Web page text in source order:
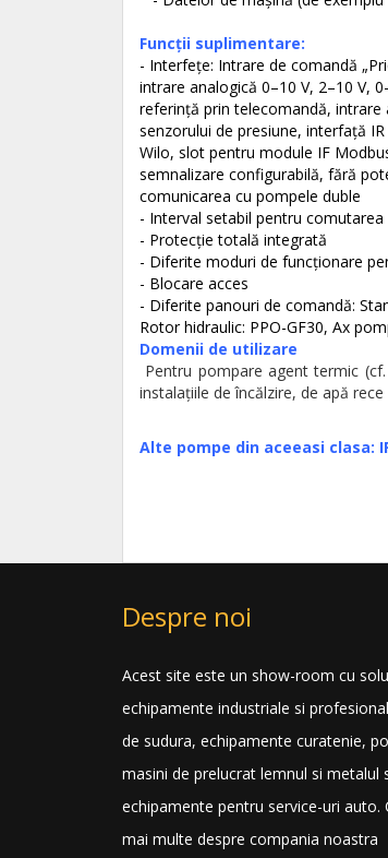
Funcţii suplimentare:
- Interfeţe: Intrare de comandă
intrare analogică 0–10 V, 2–10 V,
referinţă prin telecomandă, intrare
senzorului de presiune, interfaţă
Wilo, slot pentru module IF
semnalizare configurabilă, fără
comunicarea cu pompele duble
- Interval setabil pentru
- Protecţie totală integrată
- Diferite moduri de funcţionare
- Blocare acces
- Diferite panouri de comandă:
Rotor hidraulic: PPO-GF30, Ax
Domenii de utilizare
Pentru pompare agent termic
instalaţiile de încălzire, de apă
Alte pompe din aceeasi clasa:
Despre noi
Acest site este un show-room cu
echipamente industriale si
de sudura, echipamente curatenie,
masini de prelucrat lemnul si metalul
echipamente pentru service-uri auto.
mai multe despre compania noastra